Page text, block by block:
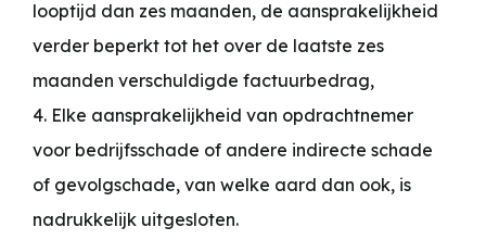
looptijd dan zes maanden, de aansprakelijkheid
verder beperkt tot het over de laatste zes
maanden verschuldigde factuurbedrag,
4. Elke aansprakelijkheid van opdrachtnemer
voor bedrijfsschade of andere indirecte schade
of gevolgschade, van welke aard dan ook, is
nadrukkelijk uitgesloten.